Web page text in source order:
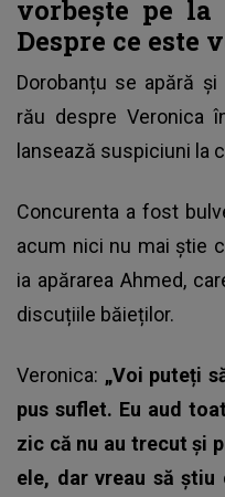
vorbește pe la
Despre ce este
Dorobanțu se apără
rău despre Veronica
lansează suspiciuni la
Concurenta a fost
acum nici nu mai știe
ia apărarea Ahmed,
discuțiile băieților.
Veronica: „Voi puteți
pus suflet. Eu aud
zic că nu au trecut și
ele, dar vreau să